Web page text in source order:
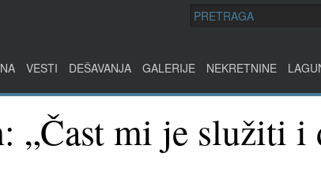
VESTI DEŠAVANJA GALERIJE NEKRETNINE
„Čast mi je služiti i